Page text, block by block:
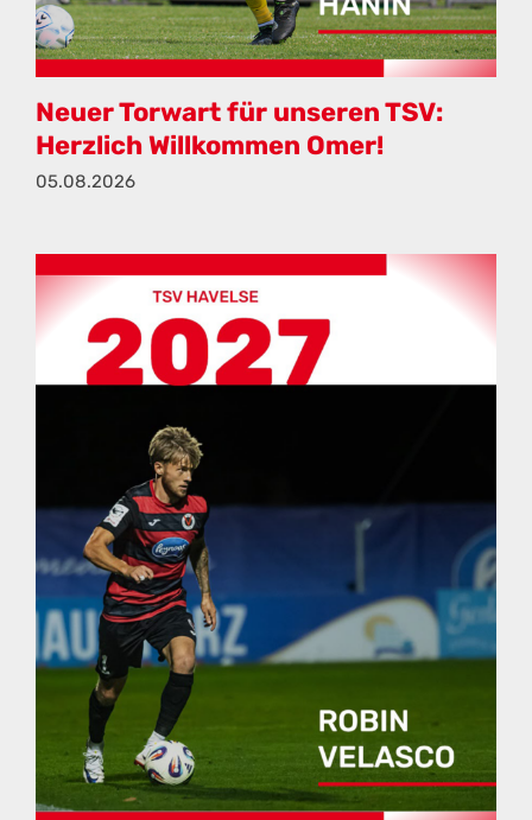
Neuer Torwart für unseren TSV:
Herzlich Willkommen Omer!
05.08.2026